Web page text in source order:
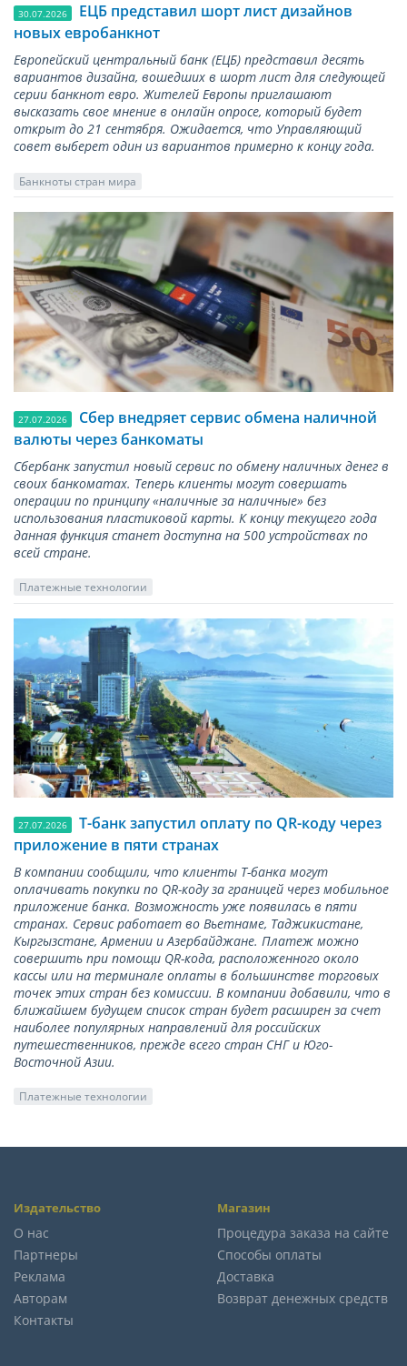
30.07.2026
ЕЦБ представил шорт лист дизайнов
новых евробанкнот
Европейский центральный банк (ЕЦБ) представил десять
вариантов дизайна, вошедших в шорт лист для следующей
серии банкнот евро. Жителей Европы приглашают
высказать свое мнение в онлайн опросе, который будет
открыт до 21 сентября. Ожидается, что Управляющий
совет выберет один из вариантов примерно к концу года.
Банкноты стран мира
27.07.2026
Сбер внедряет сервис обмена наличной
валюты через банкоматы
Сбербанк запустил новый сервис по обмену наличных денег в
своих банкоматах. Теперь клиенты могут совершать
операции по принципу «наличные за наличные» без
использования пластиковой карты. К концу текущего года
данная функция станет доступна на 500 устройствах по
всей стране.
Платежные технологии
27.07.2026
Т-банк запустил оплату по QR-коду через
приложение в пяти странах
В компании сообщили, что клиенты Т-банка могут
оплачивать покупки по QR-коду за границей через мобильное
приложение банка. Возможность уже появилась в пяти
странах. Сервис работает во Вьетнаме, Таджикистане,
Кыргызстане, Армении и Азербайджане. Платеж можно
совершить при помощи QR-кода, расположенного около
кассы или на терминале оплаты в большинстве торговых
точек этих стран без комиссии. В компании добавили, что в
ближайшем будущем список стран будет расширен за счет
наиболее популярных направлений для российских
путешественников, прежде всего стран СНГ и Юго-
Восточной Азии.
Платежные технологии
Издательство
О нас
Партнеры
Реклама
Авторам
Контакты
Магазин
Процедура заказа на сайте
Способы оплаты
Доставка
Возврат денежных средств